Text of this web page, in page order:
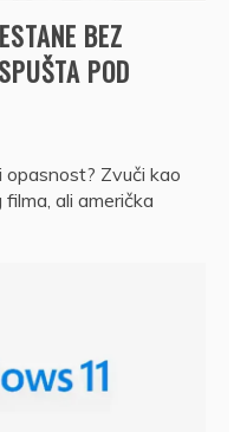
BEZ
POD
opasnost? Zvuči kao
ali američka